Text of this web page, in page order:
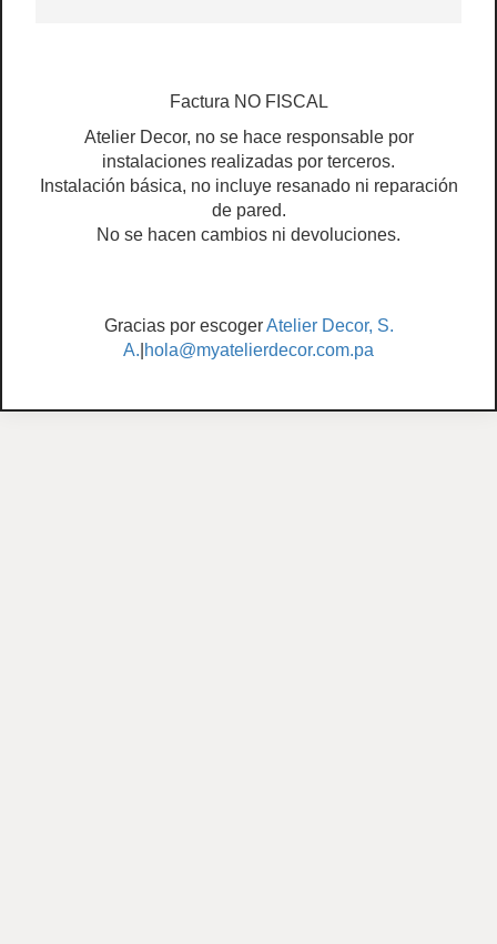
Factura NO FISCAL
Atelier Decor, no se hace responsable por
instalaciones realizadas por terceros.
Instalación básica, no incluye resanado ni reparación
de pared.
No se hacen cambios ni devoluciones.
Gracias por escogerAtelier Decor, S.
A. hola@myatelierdecor.com.pa